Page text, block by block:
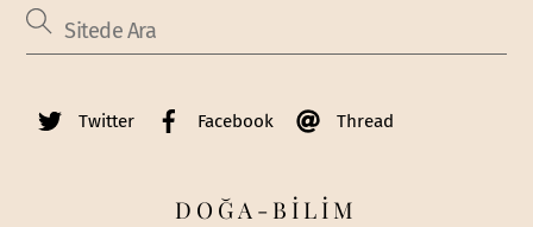
Twitter Facebook Thread
DOĞA-BİLİM